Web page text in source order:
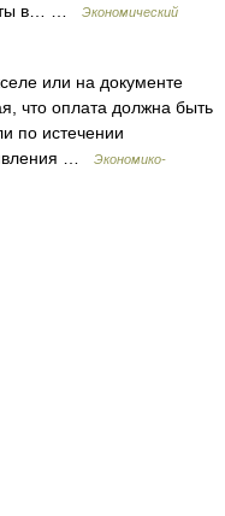
в… …
Экономический
или на документе
что оплата должна быть
по истечении
…
Экономико-